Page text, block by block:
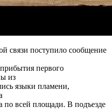
связи поступило сообщение
первого
из
языки пламени,
по всей площади. В подъезде